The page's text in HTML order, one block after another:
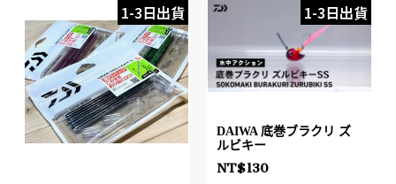
1-3日出貨 1-3日出貨
DAIWA 底巻ブラクリ ズ
ルビキー
NT$130